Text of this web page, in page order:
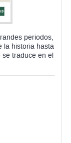
periodos,
la historia hasta
traduce en el